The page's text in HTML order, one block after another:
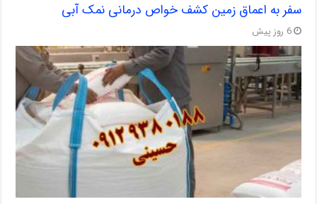
سفر به اعماق زمین کشف خواص درمانی نمک آبی
6 روز پیش